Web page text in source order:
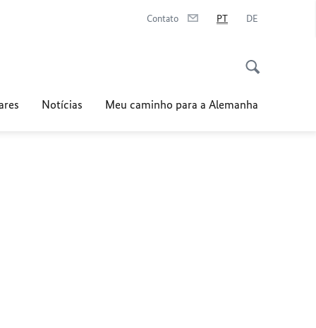
Contato PT DE
Notícias Meu caminho para a Alemanha